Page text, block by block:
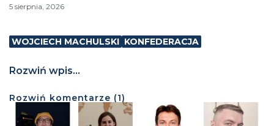
5 sierpnia, 2026
WOJCIECH MACHULSKI KONFEDERACJA
Rozwiń wpis...
Rozwiń komentarze (1)